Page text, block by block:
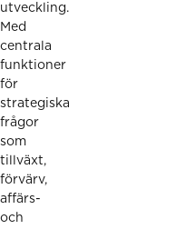
utveckling.
Med
centrala
funktioner
för
strategiska
frågor
som
tillväxt,
förvärv,
affärs-
och